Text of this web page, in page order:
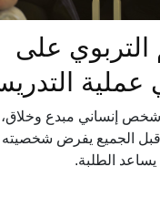
على
عملية
شخص إنساني مبدع وخلاق،
الجميع يفرض شخصيته
يساعد الطلبة.